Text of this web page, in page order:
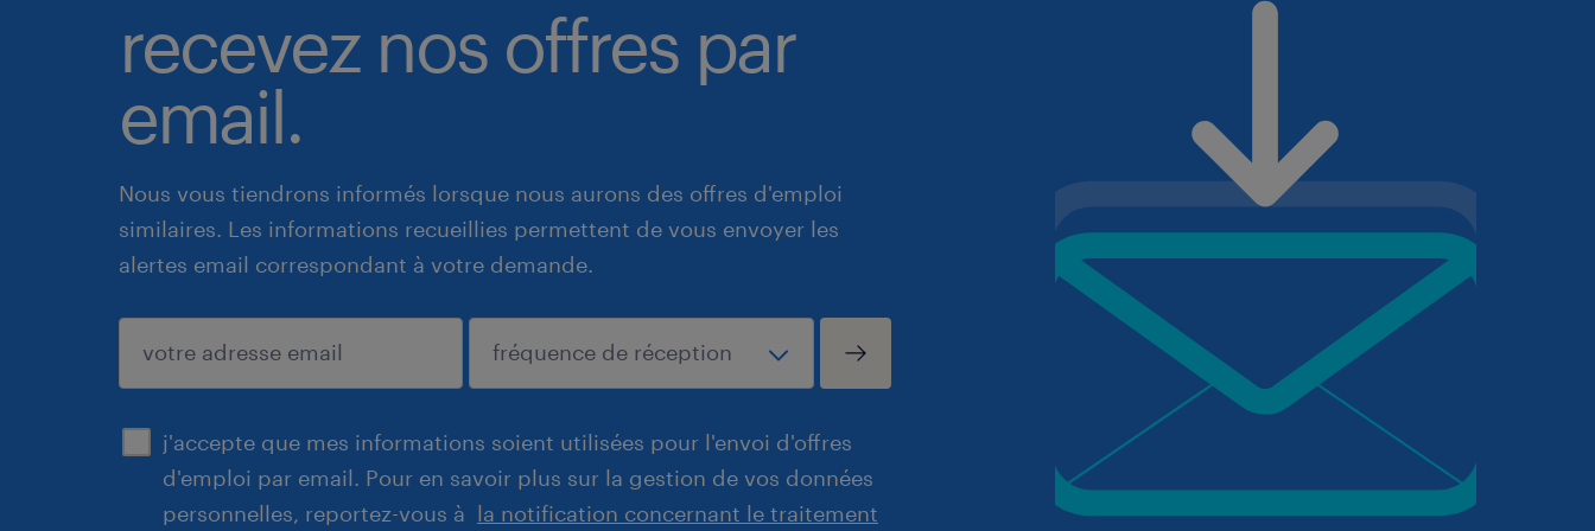
recevez nos offres par
email.
Nous vous tiendrons informés lorsque nous aurons des offres d'emploi
similaires. Les informations recueillies permettent de vous envoyer les
alertes email correspondant à votre demande.
j'accepte que mes informations soient utilisées pour l'envoi d'offres
d'emploi par email. Pour en savoir plus sur la gestion de vos données
personnelles, reportez-vous à la notification concernant le traitement
enregistrer